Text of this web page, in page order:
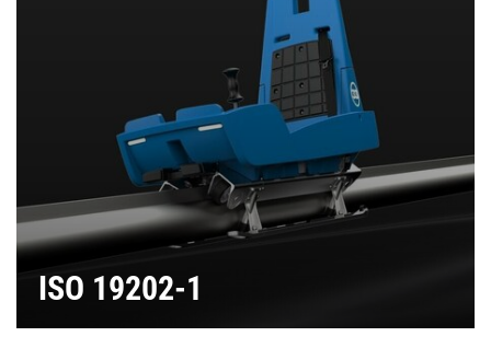
ISO 19202-1